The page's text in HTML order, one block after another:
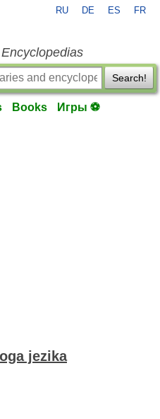
RU DE ES FR
Search!
Books Игры ⚽
jezika